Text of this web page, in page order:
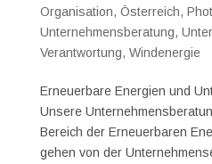
Organisation, Österreich,
Unternehmensberatung,
Verantwortung, Windenergie
Erneuerbare Energien und
Unsere
Bereich der Erneuerbaren
gehen von der